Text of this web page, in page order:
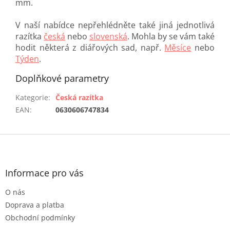
mm.
V naší nabídce nepřehlédněte také jiná jednotlivá
razítka česká nebo slovenská. Mohla by se vám také
hodit některá z diářových sad, např. Měsíce nebo
Týden.
Doplňkové parametry
Kategorie: Česká razítka
EAN: 0630606747834
Z
Informace pro vás
O nás
Doprava a platba
Obchodní podmínky